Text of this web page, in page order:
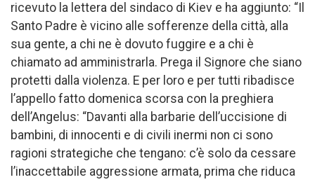
ricevuto la lettera del sindaco di Kiev e ha aggiunto: “Il
Santo Padre è vicino alle sofferenze della città, alla
sua gente, a chi ne è dovuto fuggire e a chi è
chiamato ad amministrarla. Prega il Signore che siano
protetti dalla violenza. E per loro e per tutti ribadisce
l’appello fatto domenica scorsa con la preghiera
dell’Angelus: “Davanti alla barbarie dell’uccisione di
bambini, di innocenti e di civili inermi non ci sono
ragioni strategiche che tengano: c’è solo da cessare
l’inaccettabile aggressione armata, prima che riduca